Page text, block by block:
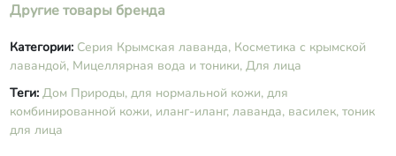
Другие товары бренда
Категории: Серия Крымская лаванда, Косметика с крымской
лавандой, Мицеллярная вода и тоники, Для лица
Теги: Дом Природы, для нормальной кожи, для
комбинированной кожи, иланг-иланг, лаванда, василек, тоник
для лица